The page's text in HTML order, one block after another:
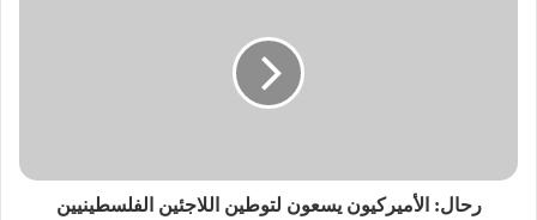
رحال: الأميركيون يسعون لتوطين اللاجئين الفلسطينيين